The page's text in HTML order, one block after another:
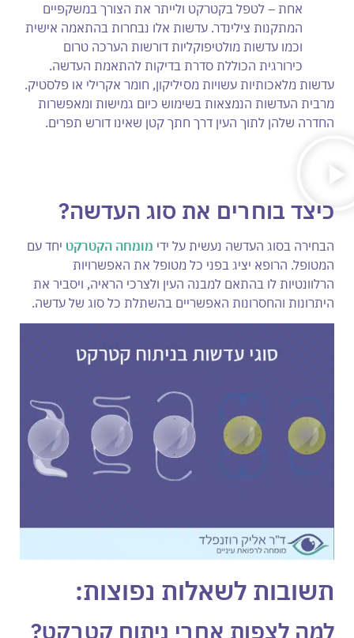
אחת – לטפל בקטרקט ולייתר את הצורך במשקפיים
המתקנות צילינדר. עדשות אלו נבחרות בהתאמה אישית
וכמו עדשות מולטיפוקליות דורשות הערכה טרום
כירורגית הכוללת סדרת בדיקות להתאמת העדשה.
עדשות מלאכותיות עשויות מסיליקון, חומר אקרילי או פלסטיק.
מרבית העדשות הנמצאות בשימוש כיום גמישות ומאפשרות
החדרה שלהן לתוך העין דרך חתך קטן שאינו דורש תפרים.
כיצד בוחרים את סוג העדשה?
הבחירה בסוג העדשה נעשית על ידי מומחה הקטרקט יחד עם
המטופל. הרופא יציג בפני כל מטופל את האפשרויות
הרלוונטיות לו בהתאם למבנה העין ולצרכי הראיה, ויסביר את
היתרונות והחסרונות האפשריים בהשתלת כל סוג של עדשה.
תשובות לשאלות נפוצות:
למה לצפות אחרי ניתוח קטרקט?